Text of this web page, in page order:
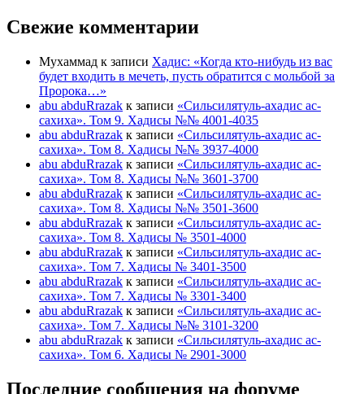
Свежие комментарии
Мухаммад к записи Хадис: «Когда кто-нибудь из вас
будет входить в мечеть, пусть обратится с мольбой за
Пророка…»
abu abduRrazak к записи «Сильсилятуль-ахадис ас-
сахиха». Том 9. Хадисы №№ 4001-4035
abu abduRrazak к записи «Сильсилятуль-ахадис ас-
сахиха». Том 8. Хадисы №№ 3937-4000
abu abduRrazak к записи «Сильсилятуль-ахадис ас-
сахиха». Том 8. Хадисы №№ 3601-3700
abu abduRrazak к записи «Сильсилятуль-ахадис ас-
сахиха». Том 8. Хадисы №№ 3501-3600
abu abduRrazak к записи «Сильсилятуль-ахадис ас-
сахиха». Том 8. Хадисы № 3501-4000
abu abduRrazak к записи «Сильсилятуль-ахадис ас-
сахиха». Том 7. Хадисы № 3401-3500
abu abduRrazak к записи «Сильсилятуль-ахадис ас-
сахиха». Том 7. Хадисы № 3301-3400
abu abduRrazak к записи «Сильсилятуль-ахадис ас-
сахиха». Том 7. Хадисы №№ 3101-3200
abu abduRrazak к записи «Сильсилятуль-ахадис ас-
сахиха». Том 6. Хадисы № 2901-3000
Последние сообщения на форуме